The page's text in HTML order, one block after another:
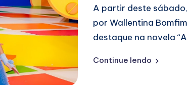
A partir deste
por Wallentina
destaque na novela
Continue lendo